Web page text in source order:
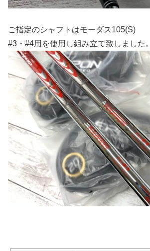
ご指定のシャフトはモーダス105(S)
#3・#4用を使用し組み立て致しました。